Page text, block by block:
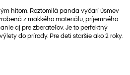
hitom. Roztomilá panda vyčarí úsmev
z mäkkého materiálu, príjemného
aj pre zberateľov. Je to perfektný
do prírody. Pre deti staršie ako 2 roky.